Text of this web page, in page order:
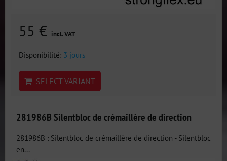
55 € incl. VAT
Disponibilité: 3 jours
SELECT VARIANT
281986B Silentbloc de crémaillère de direction
281986B : Silentbloc de crémaillère de direction - Silentbloc
en...